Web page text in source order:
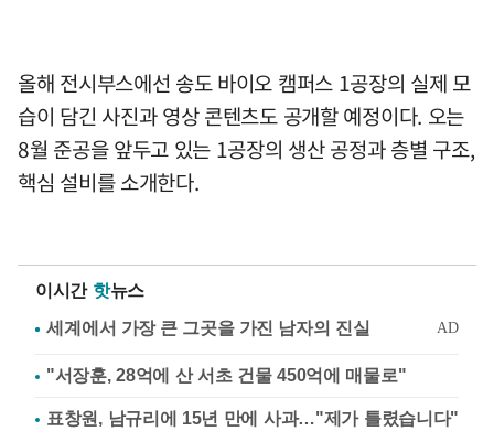
올해 전시부스에선 송도 바이오 캠퍼스 1공장의 실제 모
습이 담긴 사진과 영상 콘텐츠도 공개할 예정이다. 오는
8월 준공을 앞두고 있는 1공장의 생산 공정과 층별 구조,
핵심 설비를 소개한다.
이시간 핫뉴스
"서장훈, 28억에 산 서초 건물 450억에 매물로"
표창원, 남규리에 15년 만에 사과…"제가 틀렸습니다"